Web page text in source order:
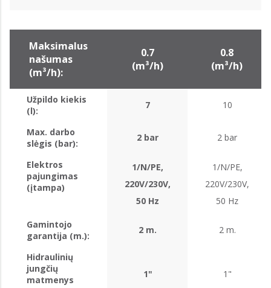
Maksimalus
našumas
(m³/h):
0.7
(m³/h)
0.8
(m³/h)
Užpildo kiekis
(l):
7 10
Max. darbo
slėgis (bar):
2 bar 2 bar
Elektros
pajungimas
(įtampa)
1/N/PE,
220V/230V,
50 Hz
1/N/PE,
220V/230V,
50 Hz
Gamintojo
garantija (m.):
2 m. 2 m.
Hidraulinių
jungčių
matmenys
1" 1"